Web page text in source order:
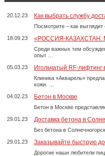
20.12.23 Как выбрать службу
Посмотрите – как
18.09.23
«РОССИЯ-
Среди важных тем
опыт …
05.03.23
Игольчатый RF-лифтинг
Клиника «Акварель»
кожи. …
04.02.23
Бетон в Москве
Бетон в Москве
29.01.23
Доставка бетона в
Без бетона в
29.01.23
Заказывайте быструю
Дорогие наши любители